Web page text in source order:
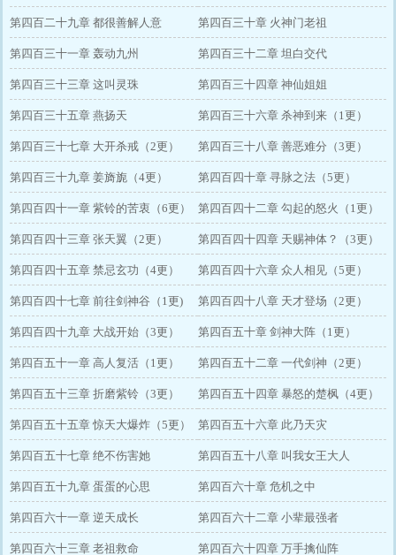
第四百二十九章 都很善解人意 第四百三十章 火神门老祖
第四百三十一章 轰动九州 第四百三十二章 坦白交代
第四百三十三章 这叫灵珠 第四百三十四章 神仙姐姐
第四百三十五章 燕扬天 第四百三十六章 杀神到来（1更）
第四百三十七章 大开杀戒（2更） 第四百三十八章 善恶难分（3更）
第四百三十九章 姜旖旎（4更） 第四百四十章 寻脉之法（5更）
第四百四十一章 紫铃的苦衷（6更） 第四百四十二章 勾起的怒火（1更）
第四百四十三章 张天翼（2更） 第四百四十四章 天赐神体？（3更）
第四百四十五章 禁忌玄功（4更） 第四百四十六章 众人相见（5更）
第四百四十七章 前往剑神谷（1更) 第四百四十八章 天才登场（2更）
第四百四十九章 大战开始（3更） 第四百五十章 剑神大阵（1更）
第四百五十一章 高人复活（1更） 第四百五十二章 一代剑神（2更）
第四百五十三章 折磨紫铃（3更） 第四百五十四章 暴怒的楚枫（4更）
第四百五十五章 惊天大爆炸（5更） 第四百五十六章 此乃天灾
第四百五十七章 绝不伤害她 第四百五十八章 叫我女王大人
第四百五十九章 蛋蛋的心思 第四百六十章 危机之中
第四百六十一章 逆天成长 第四百六十二章 小辈最强者
第四百六十三章 老祖救命 第四百六十四章 万手擒仙阵